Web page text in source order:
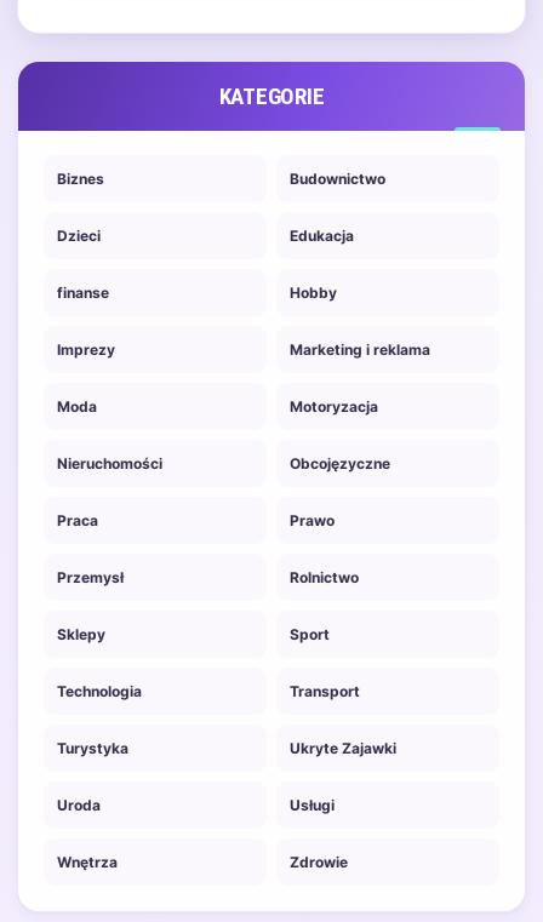
KATEGORIE
Biznes Budownictwo
Dzieci Edukacja
finanse Hobby
Imprezy Marketing i reklama
Moda Motoryzacja
Nieruchomości Obcojęzyczne
Praca Prawo
Przemysł Rolnictwo
Sklepy Sport
Technologia Transport
Turystyka Ukryte Zajawki
Uroda Usługi
Wnętrza Zdrowie